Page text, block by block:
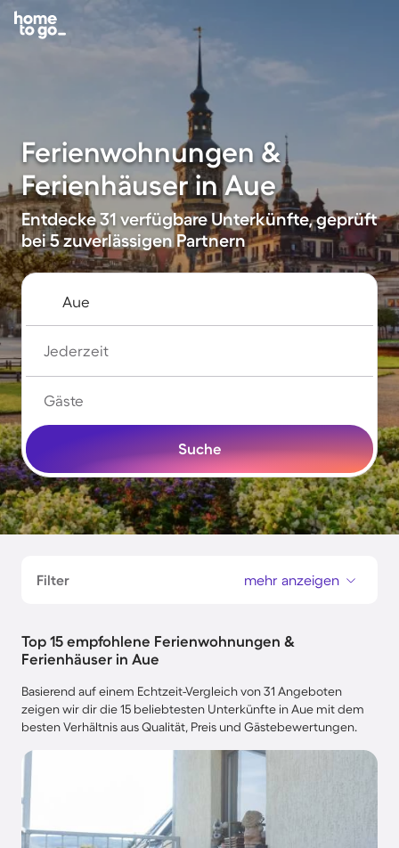
Ferienwohnungen &
Ferienhäuser in Aue
Entdecke 31 verfügbare Unterkünfte, geprüft
bei 5 zuverlässigen Partnern
Jederzeit
Gäste
Suche
Filter mehr anzeigen
Top 15 empfohlene Ferienwohnungen &
Ferienhäuser in Aue
Basierend auf einem Echtzeit-Vergleich von 31 Angeboten
zeigen wir dir die 15 beliebtesten Unterkünfte in Aue mit dem
besten Verhältnis aus Qualität, Preis und Gästebewertungen.